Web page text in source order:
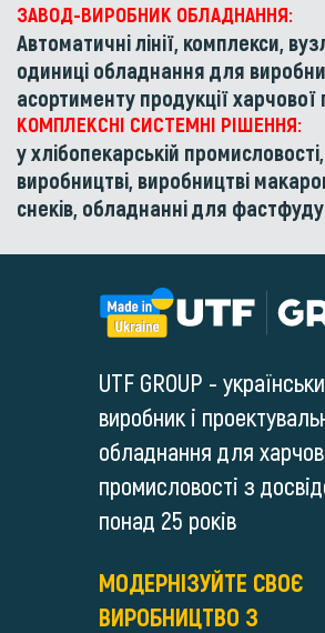
ЗАВОД-ВИРОБНИК ОБЛАДНАННЯ:
Автоматичні лінії, комплекси,
одиниці обладнання для
асортименту продукції харчової
КОМПЛЕКСНІ СИСТЕМНІ РІШЕННЯ:
у хлібопекарській
виробництві, виробництві
снеків, обладнанні для фастфуду
UTF GROUP -
виробник і
обладнання для
промисловості з
понад 25 років
МОДЕРНІЗУЙТЕ СВОЄ
ВИРОБНИЦТВО З